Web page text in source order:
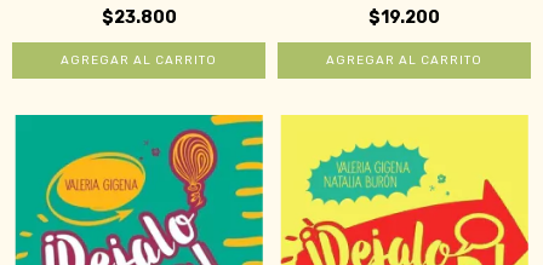
$23.800 $19.200